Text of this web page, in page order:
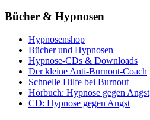
Bücher & Hypnosen
Hypnosenshop
Bücher und Hypnosen
Hypnose-CDs & Downloads
Der kleine Anti-Burnout-Coach
Schnelle Hilfe bei Burnout
Hörbuch: Hypnose gegen Angst
CD: Hypnose gegen Angst